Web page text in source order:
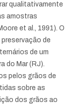
qualitativamente
amostras
et al., 1991). O
de
de um
do Mar (RJ).
pelos grãos de
sobre as
dos grãos ao